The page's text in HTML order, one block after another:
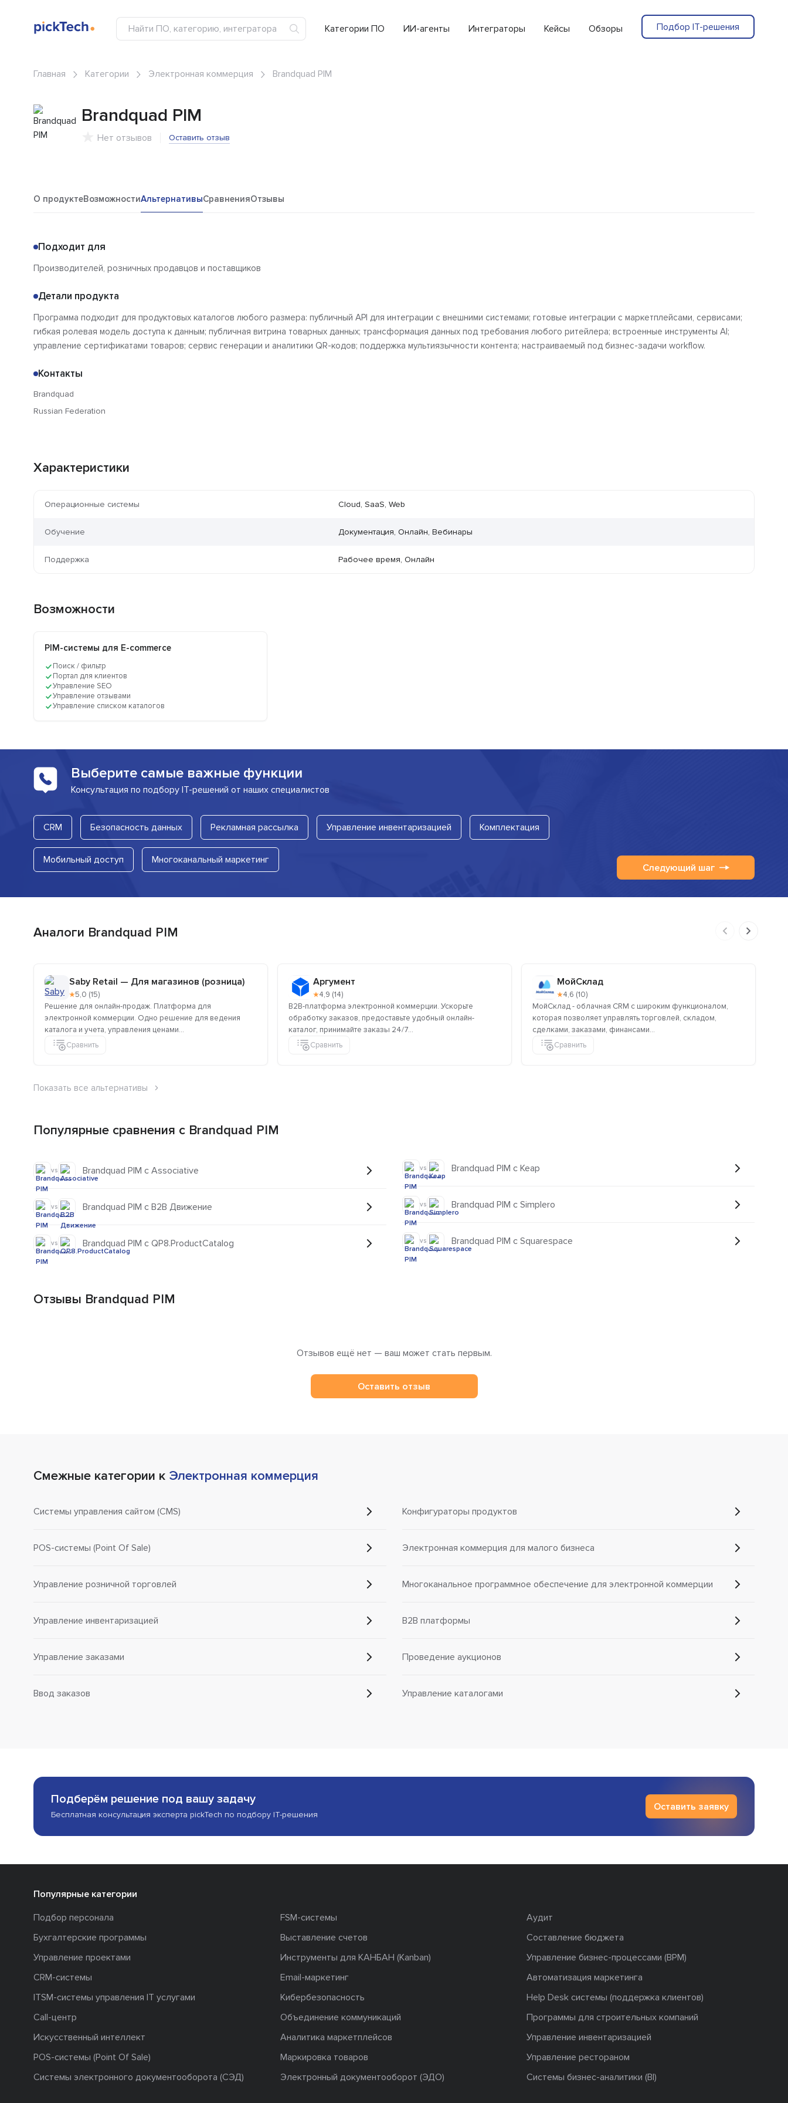
Категории ПО ИИ-агенты Интеграторы Кейсы Обзоры Подбор IT-решения
Главная Категории Электронная коммерция Brandquad PIM
Brandquad PIM
Нет отзывов Оставить отзыв
О продуктеВозможностиАльтернативыСравненияОтзывы
Подходит для
Производителей, розничных продавцов и поставщиков
Детали продукта
Программа подходит для продуктовых каталогов любого размера: публичный API для интеграции с внешними системами; готовые интеграции с маркетплейсами, сервисами;
гибкая ролевая модель доступа к данным; публичная витрина товарных данных; трансформация данных под требования любого ритейлера; встроенные инструменты AI;
управление сертификатами товаров; сервис генерации и аналитики QR-кодов; поддержка мультиязычности контента; настраиваемый под бизнес-задачи workflow.
Контакты
Brandquad
Russian Federation
Характеристики
Операционные системы Cloud, SaaS, Web
Обучение Документация, Онлайн, Вебинары
Поддержка Рабочее время, Онлайн
Возможности
PIM-системы для E-commerce
Поиск / фильтр
Портал для клиентов
Управление SEO
Управление отзывами
Управление списком каталогов
Выберите самые важные функции
Консультация по подбору IT-решений от наших специалистов
CRM Безопасность данных Рекламная рассылка Управление инвентаризацией Комплектация
Мобильный доступ Многоканальный маркетинг
Следующий шаг
Аналоги Brandquad PIM
Saby Retail — Для магазинов (розница)
★5,0 (15)
Решение для онлайн-продаж. Платформа для
электронной коммерции. Одно решение для ведения
каталога и учета, управления ценами...
Сравнить
Аргумент
★4,9 (14)
B2B-платформа электронной коммерции. Ускорьте
обработку заказов, предоставьте удобный онлайн-
каталог, принимайте заказы 24/7...
Сравнить
МойСклад
★4,6 (10)
МойСклад - облачная CRM с широким функционалом,
которая позволяет управлять торговлей, складом,
сделками, заказами, финансами...
Сравнить
Показать все альтернативы
Популярные сравнения с Brandquad PIM
vs Brandquad PIM с Associative
vs Brandquad PIM с B2B Движение
vs Brandquad PIM с QP8.ProductCatalog
vs Brandquad PIM с Keap
vs Brandquad PIM с Simplero
vs Brandquad PIM с Squarespace
Отзывы Brandquad PIM
Отзывов ещё нет — ваш может стать первым.
Оставить отзыв
Смежные категории к Электронная коммерция
Системы управления сайтом (CMS)
POS-системы (Point Of Sale)
Управление розничной торговлей
Управление инвентаризацией
Управление заказами
Ввод заказов
Конфигураторы продуктов
Электронная коммерция для малого бизнеса
Многоканальное программное обеспечение для электронной коммерции
B2B платформы
Проведение аукционов
Управление каталогами
Подберём решение под вашу задачу
Бесплатная консультация эксперта pickTech по подбору IT-решения
Оставить заявку
Популярные категории
Подбор персонала
FSM-системы
Аудит
Бухгалтерские программы
Выставление счетов
Составление бюджета
Управление проектами
Инструменты для КАНБАН (Kanban)
Управление бизнес-процессами (BPM)
CRM-системы
Email-маркетинг
Автоматизация маркетинга
ITSM-системы управления IT услугами
Кибербезопасность
Help Desk системы (поддержка клиентов)
Call-центр
Объединение коммуникаций
Программы для строительных компаний
Искусственный интеллект
Аналитика маркетплейсов
Управление инвентаризацией
POS-системы (Point Of Sale)
Маркировка товаров
Управление рестораном
Системы электронного документооборота (СЭД)
Электронный документооборот (ЭДО) Системы бизнес-аналитики (BI)